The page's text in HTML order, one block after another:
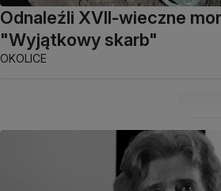
Odnaleźli XVII-wieczne
"Wyjątkowy skarb"
OKOLICE